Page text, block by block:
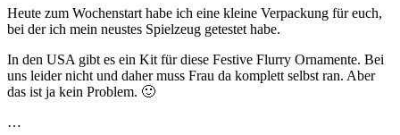
Heute zum Wochenstart habe ich eine kleine Verpackung für euch,
bei der ich mein neustes Spielzeug getestet habe.
In den USA gibt es ein Kit für diese Festive Flurry Ornamente. Bei
uns leider nicht und daher muss Frau da komplett selbst ran. Aber
das ist ja kein Problem. 🙂
…